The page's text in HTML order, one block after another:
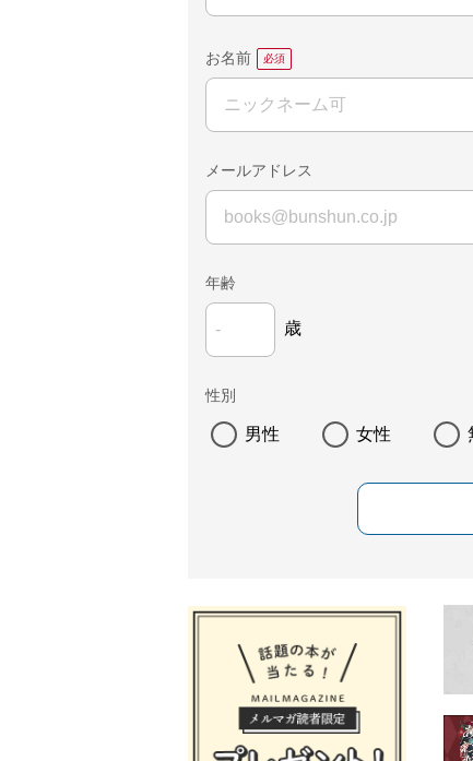
お名前
メールアドレス
年齢
歳
性別
男性 女性